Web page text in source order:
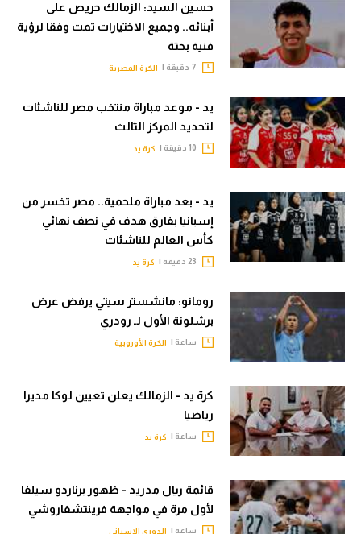
حسين السيد: الزمالك حريص على
أبنائه.. وجميع الاختيارات تمت وفقا لرؤية
فنية بحتة
الكرة المصرية
يد - موعد مباراة منتخب مصر للناشئات
لتحديد المركز الثالث
كرة يد
يد - بعد مباراة ملحمية.. مصر تخسر من
إسبانيا بفارق هدف في نصف نهائي
كأس العالم للناشئات
كرة يد
رومانو: مانشستر سيتي يرفض عرض
برشلونة الأول لـ رودري
ساعة | الكرة الأوروبية
كرة يد - الزمالك يعلن تعيين لوكا مديرا
رياضيا
ساعة | كرة يد
قائمة ريال مدريد - ظهور برناردو سيلفا
لأول مرة في مواجهة فرينتشفاروشي
ساعة | الدوري الإسباني